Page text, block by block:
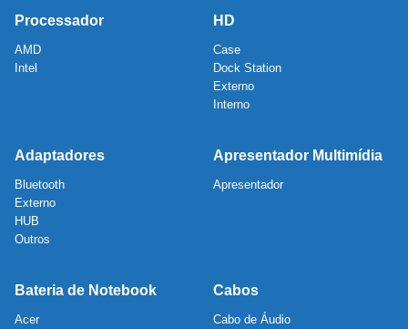
Processador
AMD
Intel
HD
Case
Dock Station
Externo
Interno
Adaptadores
Bluetooth
Externo
HUB
Outros
Apresentador Multimídia
Apresentador
Bateria de Notebook
Acer
Cabos
Cabo de Áudio